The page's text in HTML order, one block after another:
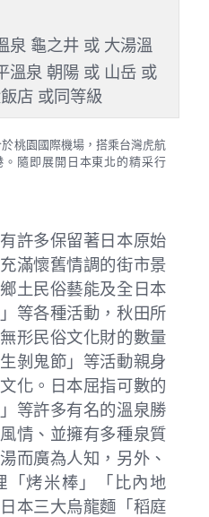
泉 龜之井 或 大湯溫
溫泉 朝陽 或 山岳 或
店 或同等級
桃園國際機場，搭乘台灣虎航
隨即展開日本東北的精采行
許多保留著日本原始
滿懷舊情調的街市景
土民俗藝能及全日本
等各種活動，秋田所
形民俗文化財的數量
剝鬼節」等活動親身
化。日本屈指可數的
等許多有名的溫泉勝
情、並擁有多種泉質
而廣為人知，另外、
「烤米棒」「比內地
本三大烏龍麵「稻庭